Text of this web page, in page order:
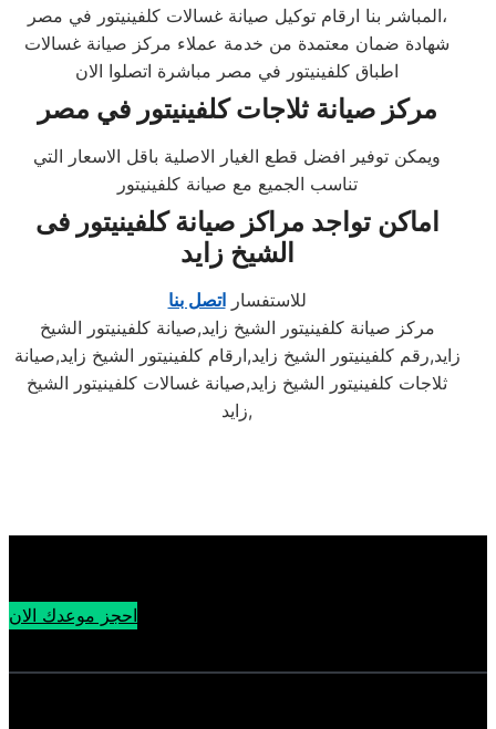
المباشر بنا ارقام توكيل صيانة غسالات كلفينيتور في مصر،
شهادة ضمان معتمدة من خدمة عملاء مركز صيانة غسالات
اطباق كلفينيتور في مصر مباشرة اتصلوا الان
مركز صيانة ثلاجات كلفينيتور في مصر
ويمكن توفير افضل قطع الغيار الاصلية باقل الاسعار التي
تناسب الجميع مع صيانة كلفينيتور
اماكن تواجد مراكز صيانة كلفينيتورفى
الشيخ زايد
للاستفساراتصل بنا
مركز صيانة كلفينيتور الشيخ زايد,صيانة كلفينيتور الشيخ
زايد,رقم كلفينيتور الشيخ زايد,ارقام كلفينيتور الشيخ زايد,صيانة
ثلاجات كلفينيتور الشيخ زايد,صيانة غسالات كلفينيتور الشيخ
زايد,
احجز موعدك الان